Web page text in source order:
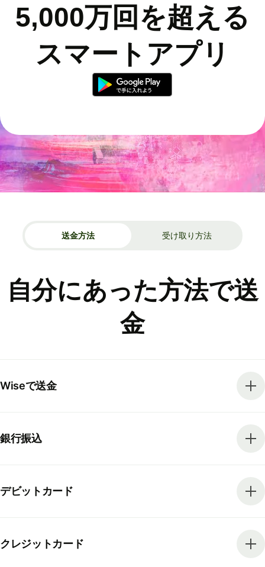
5,000万回を超える
スマートアプリ
送金方法 受け取り方法
自分にあった方法で送
金
Wiseで送金
銀行振込
デビットカード
クレジットカード